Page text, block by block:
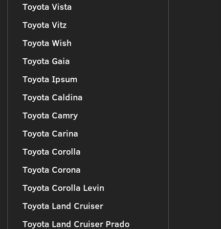
Toyota Vista
Toyota Vitz
Toyota Wish
Toyota Gaia
Toyota Ipsum
Toyota Caldina
Toyota Camry
Toyota Carina
Toyota Corolla
Toyota Corona
Toyota Corolla Levin
Toyota Land Cruiser
Toyota Land Cruiser Prado